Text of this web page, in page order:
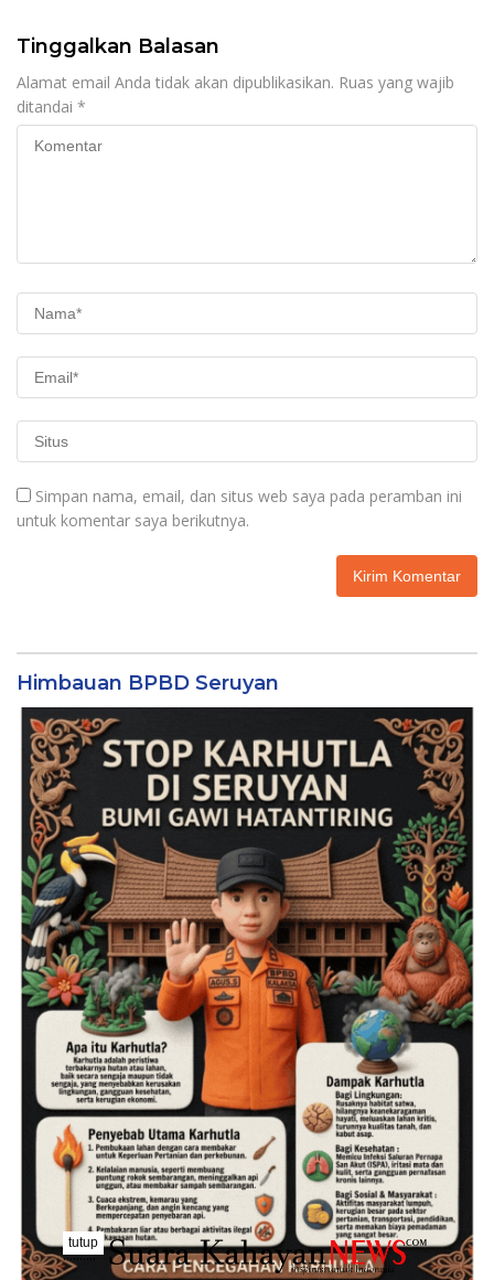
Tinggalkan Balasan
Alamat email Anda tidak akan dipublikasikan. Ruas yang wajib
ditandai *
Simpan nama, email, dan situs web saya pada peramban ini
untuk komentar saya berikutnya.
Himbauan BPBD Seruyan
tutup
..........